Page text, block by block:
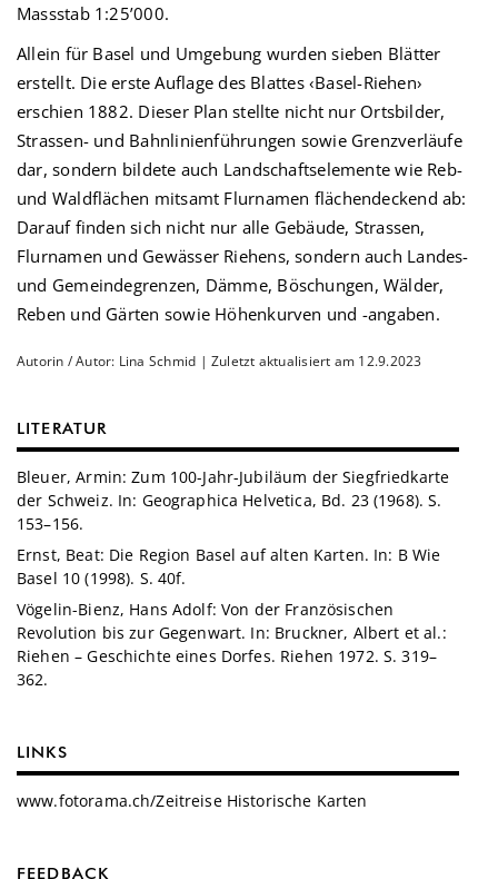
Massstab 1:25’000.
Allein für Basel und Umgebung wurden sieben Blätter
erstellt. Die erste Auflage des Blattes ‹Basel-Riehen›
erschien 1882. Dieser Plan stellte nicht nur Ortsbilder,
Strassen- und Bahnlinienführungen sowie Grenzverläufe
dar, sondern bildete auch Landschaftselemente wie Reb-
und Waldflächen mitsamt Flurnamen flächendeckend ab:
Darauf finden sich nicht nur alle Gebäude, Strassen,
Flurnamen und Gewässer Riehens, sondern auch Landes-
und Gemeindegrenzen, Dämme, Böschungen, Wälder,
Reben und Gärten sowie Höhenkurven und -angaben.
Autorin / Autor: Lina Schmid | Zuletzt aktualisiert am 12.9.2023
LITERATUR
Bleuer, Armin: Zum 100-Jahr-Jubiläum der Siegfriedkarte
der Schweiz. In: Geographica Helvetica, Bd. 23 (1968). S.
153–156.
Ernst, Beat: Die Region Basel auf alten Karten. In: B Wie
Basel 10 (1998). S. 40f.
Vögelin-Bienz, Hans Adolf: Von der Französischen
Revolution bis zur Gegenwart. In: Bruckner, Albert et al.:
Riehen – Geschichte eines Dorfes. Riehen 1972. S. 319–
362.
LINKS
www.fotorama.ch/Zeitreise Historische Karten
FEEDBACK